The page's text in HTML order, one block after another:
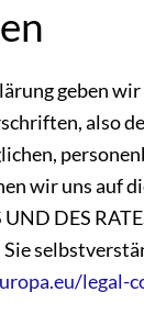
geben
also
wir uns auf
DES
legal-